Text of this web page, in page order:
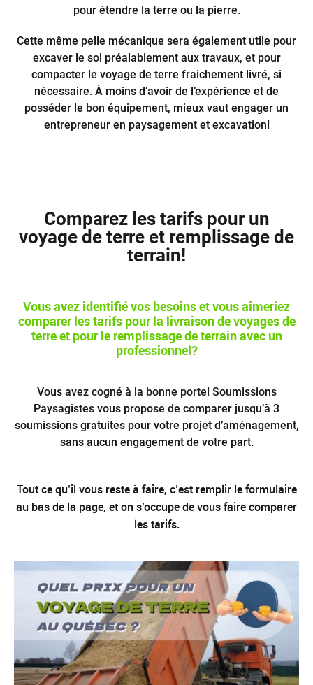
pour étendre la terre ou la pierre.
Cette même pelle mécanique sera également utile pour
excaver le sol préalablement aux travaux, et pour
compacter le voyage de terre fraichement livré, si
nécessaire. À moins d’avoir de l’expérience et de
posséder le bon équipement, mieux vaut engager un
entrepreneur en paysagement et excavation!
Comparez les tarifs pour un
voyage de terre et remplissage de
terrain!
Vous avez identifié vos besoins et vous aimeriez
comparer les tarifs pour la livraison de voyages de
terre et pour le remplissage de terrain avec un
professionnel?
Vous avez cogné à la bonne porte! Soumissions
Paysagistes vous propose de comparer jusqu’à 3
soumissions gratuites pour votre projet d’aménagement,
sans aucun engagement de votre part.
Tout ce qu’il vous reste à faire, c’est remplir le formulaire
au bas de la page, et on s’occupe de vous faire comparer
les tarifs.